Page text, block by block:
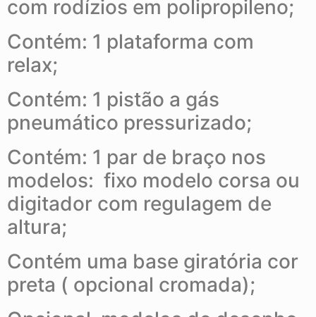
com rodízios em polipropileno;
Contém: 1 plataforma com
relax;
Contém: 1 pistão a gás
pneumático pressurizado;
Contém: 1 par de braço nos
modelos: fixo modelo corsa ou
digitador com regulagem de
altura;
Contém uma base giratória cor
preta ( opcional cromada);